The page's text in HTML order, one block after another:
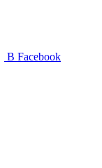
В Facebook